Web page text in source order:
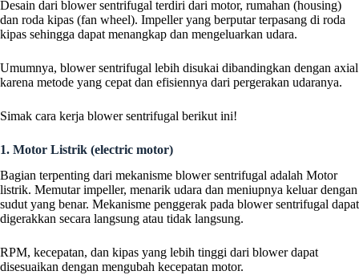
Desain dari blower sentrifugal terdiri dari motor, rumahan (housing)
dan roda kipas (fan wheel). Impeller yang berputar terpasang di roda
kipas sehingga dapat menangkap dan mengeluarkan udara.
Umumnya, blower sentrifugal lebih disukai dibandingkan dengan axial
karena metode yang cepat dan efisiennya dari pergerakan udaranya.
Simak cara kerja blower sentrifugal berikut ini!
1. Motor Listrik (electric motor)
Bagian terpenting dari mekanisme blower sentrifugal adalah Motor
listrik. Memutar impeller, menarik udara dan meniupnya keluar dengan
sudut yang benar. Mekanisme penggerak pada blower sentrifugal dapat
digerakkan secara langsung atau tidak langsung.
RPM, kecepatan, dan kipas yang lebih tinggi dari blower dapat
disesuaikan dengan mengubah kecepatan motor.